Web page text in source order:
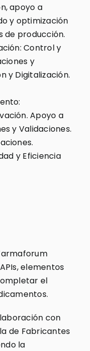
apoyo a
y optimización
de producción.
Control y
y
y Digitalización.
Apoyo a
y Validaciones.
y Eficiencia
elementos
el
con
de Fabricantes
la